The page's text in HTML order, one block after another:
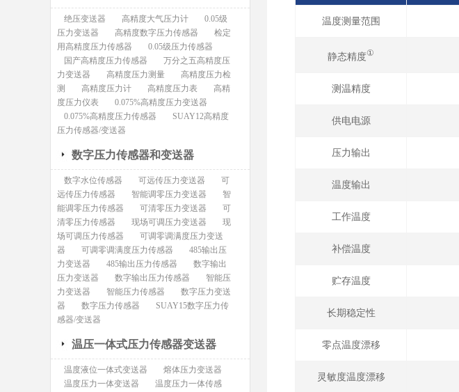
温度测量范围
静态精度①
测温精度
供电电源
压力输出
温度输出
工作温度
补偿温度
贮存温度
长期稳定性
零点温度漂移
灵敏度温度漂移
绝压变送器 高精度大气压力计
0.05级
压力变送器
高精度数字压力传感器
检定
用高精度压力传感器
0.05级压力传感器
国产高精度压力传感器
万分之五高精度压
力变送器
高精度压力测量
高精度压力检
测
高精度压力计 高精度压力表
高精
度压力仪表
0.075%高精度压力变送器
0.075%高精度压力传感器
SUAY12高精度
压力传感器/变送器
数字压力传感器和变送器
数字水位传感器 可远传压力变送器
可
远传压力传感器
智能调零压力变送器
智
能调零压力传感器
可清零压力变送器
可
清零压力传感器
现场可调压力变送器
现
场可调压力传感器
可调零调满度压力变送
器
可调零调满度压力传感器
485输出压
力变送器
485输出压力传感器
数字输出
压力变送器
数字输出压力传感器
智能压
力变送器
智能压力传感器
数字压力变送
器
数字压力传感器
SUAY15数字压力传
感器/变送器
温压一体式压力传感器变送器
温度液位一体式变送器
熔体压力变送器
温度压力一体变送器
温度压力一体传感